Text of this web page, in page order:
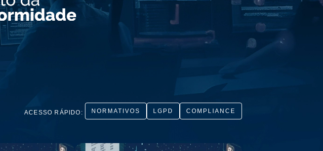
ACESSO RÁPIDO: NORMATIVOS LGPD COMPLIANCE